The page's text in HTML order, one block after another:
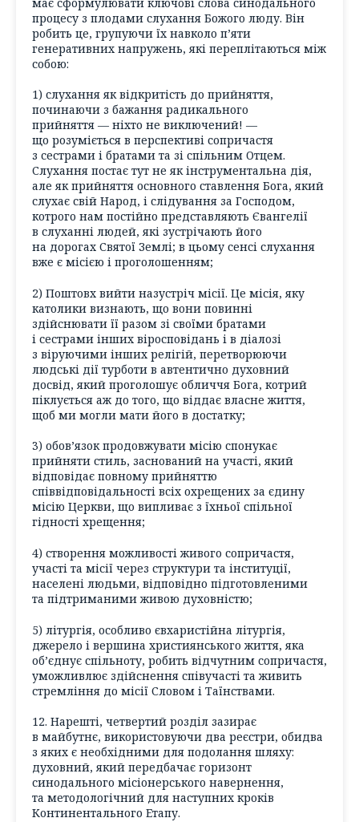
процесу з плодами слухання Божого люду. Він
робить це, групуючи їх навколо п’яти
генеративних напружень, які переплітаються між
собою:
1) слухання як відкритість до прийняття,
починаючи з бажання радикального
прийняття — ніхто не виключений! —
що розуміється в перспективі сопричастя
з сестрами і братами та зі спільним Отцем.
Слухання постає тут не як інструментальна дія,
але як прийняття основного ставлення Бога, який
слухає свій Народ, і слідування за Господом,
котрого нам постійно представляють Євангелії
в слуханні людей, які зустрічають його
на дорогах Святої Землі; в цьому сенсі слухання
вже є місією і проголошенням;
2) Поштовх вийти назустріч місії. Це місія, яку
католики визнають, що вони повинні
здійснювати її разом зі своїми братами
і сестрами інших віросповідань і в діалозі
з віруючими інших релігій, перетворюючи
людські дії турботи в автентично духовний
досвід, який проголошує обличчя Бога, котрий
піклується аж до того, що віддає власне життя,
щоб ми могли мати його в достатку;
3) обов’язок продовжувати місію спонукає
прийняти стиль, заснований на участі, який
відповідає повному прийняттю
співвідповідальності всіх охрещених за єдину
місію Церкви, що випливає з їхньої спільної
гідності хрещення;
4) створення можливості живого сопричастя,
участі та місії через структури та інституції,
населені людьми, відповідно підготовленими
та підтриманими живою духовністю;
5) літургія, особливо євхаристійна літургія,
джерело і вершина християнського життя, яка
об’єднує спільноту, робить відчутним сопричастя,
уможливлює здійснення співучасті та живить
стремління до місії Словом і Таїнствами.
12. Нарешті, четвертий розділ зазирає
в майбутнє, використовуючи два реєстри, обидва
з яких є необхідними для подолання шляху:
духовний, який передбачає горизонт
синодального місіонерського навернення,
та методологічний для наступних кроків
Континентального Етапу.